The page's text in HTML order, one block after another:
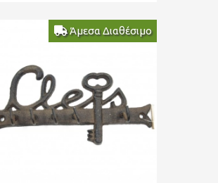
Άμεσα Διαθέσιμο